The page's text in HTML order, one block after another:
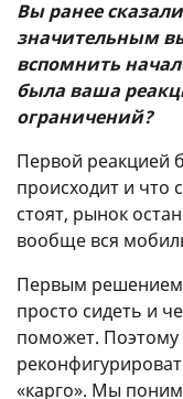
Вы ранее
значительным
вспомнить
была ваша
ограничений?
Первой реакцией
происходит и что
стоят, рынок
вообще вся
Первым
просто сидеть и
поможет. Поэтому
«карго». Мы